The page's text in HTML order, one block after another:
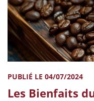
PUBLIÉ LE 04/07/2024
Les Bienfaits